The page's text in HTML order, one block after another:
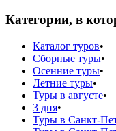
Категории, в
Каталог туров•
Сборные туры•
Осенние туры•
Летние туры•
Туры в августе•
3 дня•
Туры в Санкт-